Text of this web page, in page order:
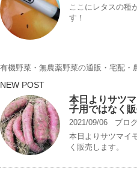
ここにレタスの種
す！
有機野菜・無農薬野菜の通販・宅配・
NEW POST
本日よりサツ
子用ではなく販
2021/09/06
ブロ
本日よりサツマイ
く販売します。